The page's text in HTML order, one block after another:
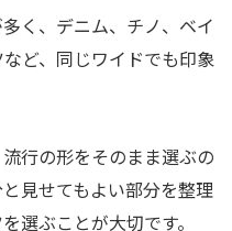
く、デニム、チノ、ベイ
ど、同じワイドでも印象
行の形をそのまま選ぶの
見せてもよい部分を整理
選ぶことが大切です。